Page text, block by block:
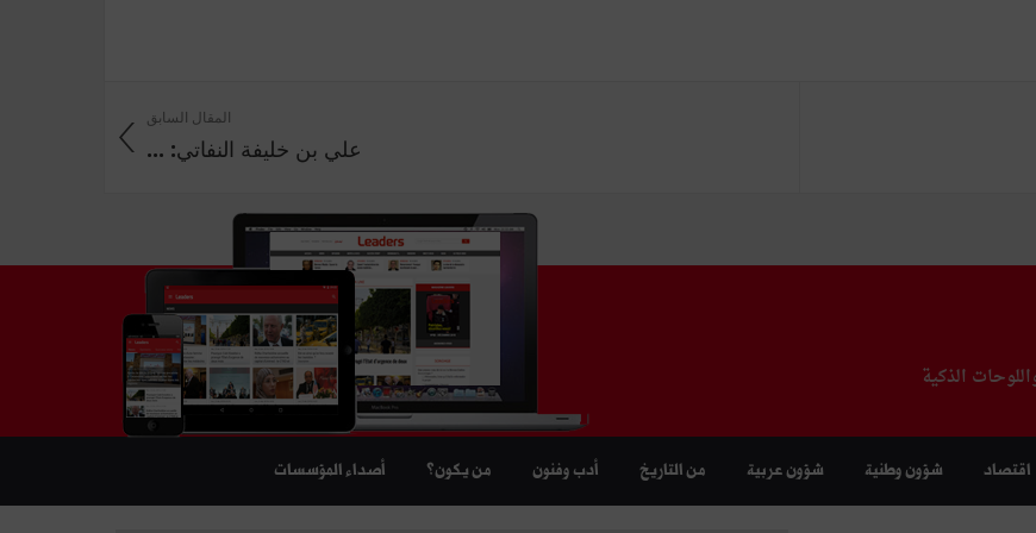
المقال السابق
علي بن خليفة النفاتي: ...
الذكية
اقتصاد شؤون وطنية شؤون عربية من التاريخ أدب وفنون من يكون؟ أصداء المؤسسات